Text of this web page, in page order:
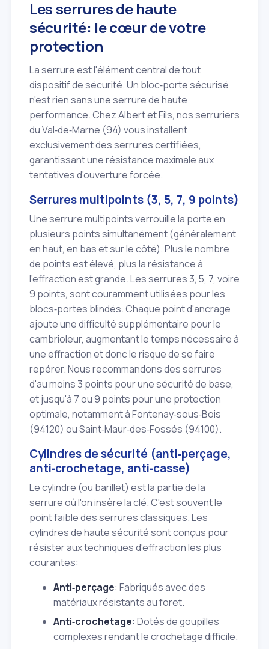
Les serrures de haute
sécurité: le cœur de votre
protection
La serrure est l'élément central de tout
dispositif de sécurité. Un bloc‑porte sécurisé
n'est rien sans une serrure de haute
performance. Chez Albert et Fils, nos serruriers
du Val‑de‑Marne (94) vous installent
exclusivement des serrures certifiées,
garantissant une résistance maximale aux
tentatives d'ouverture forcée.
Serrures multipoints (3, 5, 7, 9 points)
Une serrure multipoints verrouille la porte en
plusieurs points simultanément (généralement
en haut, en bas et sur le côté). Plus le nombre
de points est élevé, plus la résistance à
l'effraction est grande. Les serrures 3, 5, 7, voire
9 points, sont couramment utilisées pour les
blocs‑portes blindés. Chaque point d'ancrage
ajoute une difficulté supplémentaire pour le
cambrioleur, augmentant le temps nécessaire à
une effraction et donc le risque de se faire
repérer. Nous recommandons des serrures
d'au moins 3 points pour une sécurité de base,
et jusqu'à 7 ou 9 points pour une protection
optimale, notamment à Fontenay‑sous‑Bois
(94120) ou Saint‑Maur‑des‑Fossés (94100).
Cylindres de sécurité (anti‑perçage,
anti‑crochetage, anti‑casse)
Le cylindre (ou barillet) est la partie de la
serrure où l'on insère la clé. C'est souvent le
point faible des serrures classiques. Les
cylindres de haute sécurité sont conçus pour
résister aux techniques d'effraction les plus
courantes:
Anti‑perçage: Fabriqués avec des
matériaux résistants au foret.
Anti‑crochetage: Dotés de goupilles
complexes rendant le crochetage difficile.